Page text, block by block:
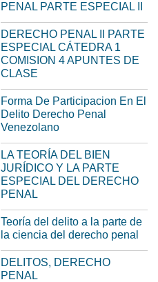
PENAL PARTE ESPECIAL II
DERECHO PENAL II PARTE
ESPECIAL CÁTEDRA 1
COMISION 4 APUNTES DE
CLASE
Forma De Participacion En El
Delito Derecho Penal
Venezolano
LA TEORÍA DEL BIEN
JURÍDICO Y LA PARTE
ESPECIAL DEL DERECHO
PENAL
Teoría del delito a la parte de
la ciencia del derecho penal
DELITOS, DERECHO
PENAL